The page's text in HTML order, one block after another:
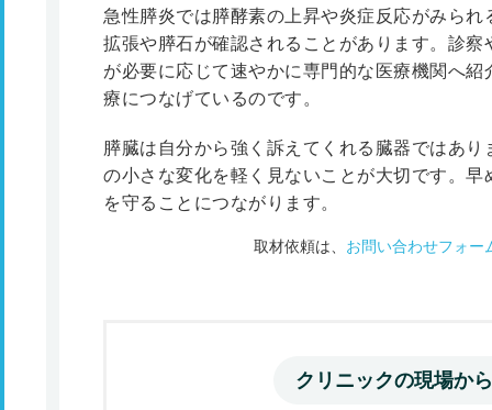
急性膵炎では膵酵素の上昇や炎症反応がみら
拡張や膵石が確認されることがあります。診
が必要に応じて速やかに専門的な医療機関へ
療につなげているのです。
膵臓は自分から強く訴えてくれる臓器ではあ
の小さな変化を軽く見ないことが大切です。
を守ることにつながります。
取材依頼は、 お問い合わせフォー
クリニックの現場から